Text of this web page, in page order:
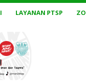
LAYANAN PTSP